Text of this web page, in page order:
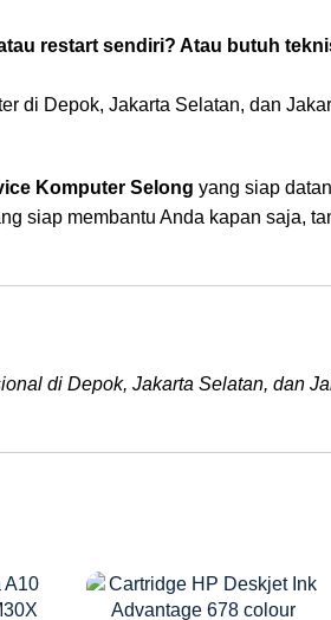
restart sendiri? Atau butuh
di Depok, Jakarta Selatan, dan
Komputer Selong yang siap
siap membantu Anda kapan saja,
di Depok, Jakarta Selatan, dan